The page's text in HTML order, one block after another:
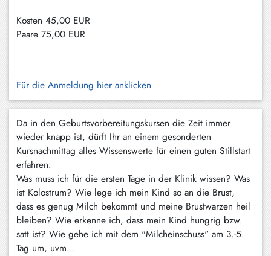
Kosten 45,00 EUR
Paare 75,00 EUR
Für die Anmeldung hier anklicken
Da in den Geburtsvorbereitungskursen die Zeit immer
wieder knapp ist, dürft Ihr an einem gesonderten
Kursnachmittag alles Wissenswerte für einen guten Stillstart
erfahren:
Was muss ich für die ersten Tage in der Klinik wissen? Was
ist Kolostrum? Wie lege ich mein Kind so an die Brust,
dass es genug Milch bekommt und meine Brustwarzen heil
bleiben? Wie erkenne ich, dass mein Kind hungrig bzw.
satt ist? Wie gehe ich mit dem "Milcheinschuss" am 3.-5.
Tag um, uvm...
Weyarn